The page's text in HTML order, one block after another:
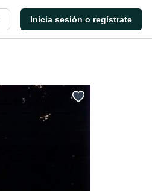
Inicia sesión o regístrate